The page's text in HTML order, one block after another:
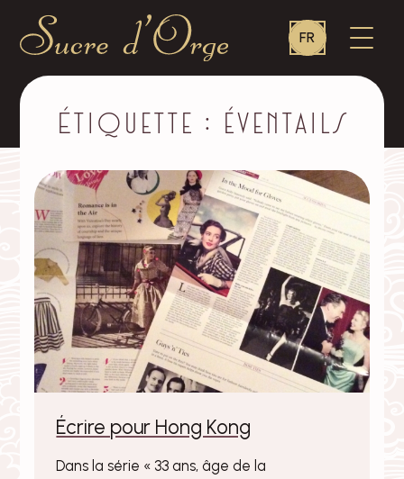
d'Orge
Language
switcher
FR
LE
Étiquette : éventails
Écrire pour Hong Kong
Dans la série « 33 ans, âge de la